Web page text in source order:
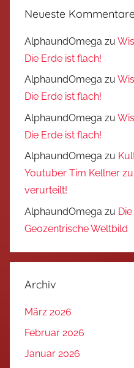
Neueste
AlphaundOmega zu
Die Erde ist flach!
AlphaundOmega zu
Die Erde ist flach!
AlphaundOmega zu
Die Erde ist flach!
AlphaundOmega zu
Youtuber Tim Kellner
verurteilt!
AlphaundOmega zu
Geozentrische Weltbild
Archiv
März 2026
Februar 2026
Januar 2026